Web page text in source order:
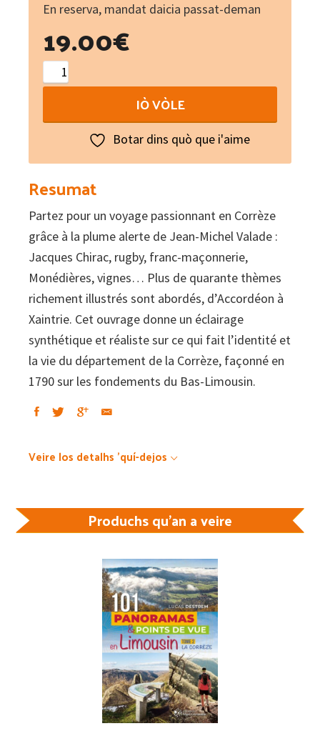
En reserva, mandat daicia passat-deman
19.00€
Corrèze,
l'essentiel
IÒ VÒLE
Botar dins quò que i'aime
Resumat
Partez pour un voyage passionnant en Corrèze
grâce à la plume alerte de Jean-Michel Valade :
Jacques Chirac, rugby, franc-maçonnerie,
Monédières, vignes… Plus de quarante thèmes
richement illustrés sont abordés, d’Accordéon à
Xaintrie. Cet ouvrage donne un éclairage
synthétique et réaliste sur ce qui fait l’identité et
la vie du département de la Corrèze, façonné en
1790 sur les fondements du Bas-Limousin.
Veire los detalhs 'quí-dejos
Produchs qu'an a veire